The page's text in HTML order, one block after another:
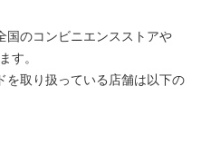
国のコンビニエンスストアや
す。
を取り扱っている店舗は以下の